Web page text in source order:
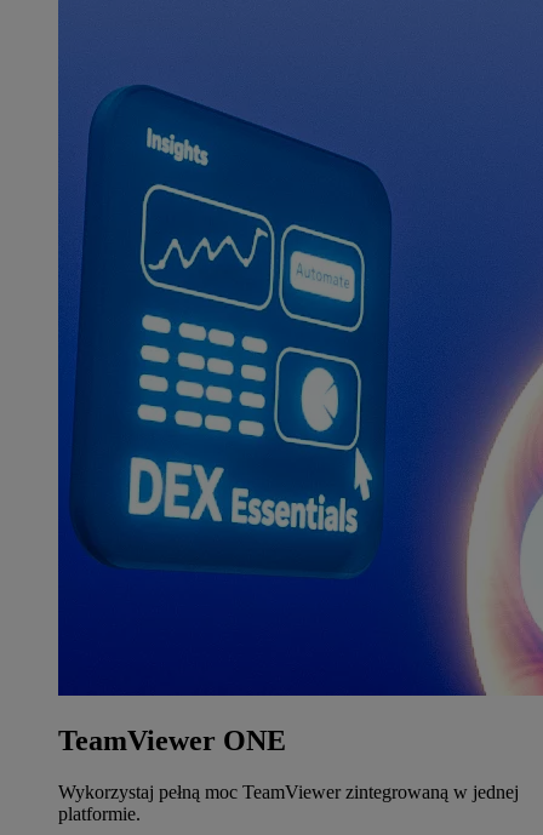
TeamViewer ONE
Wykorzystaj pełną moc TeamViewer zintegrowaną w jednej
platformie.